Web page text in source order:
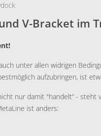
V-Bracket im
unter allen widrigen
aufzubringen, ist
nur damit "handelt“ - steht
ist anders: